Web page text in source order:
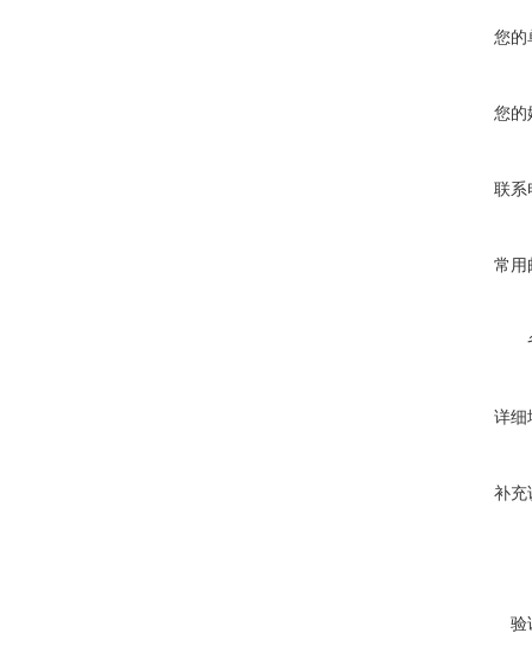
您的
您的
联系
常用
详细
补充
验